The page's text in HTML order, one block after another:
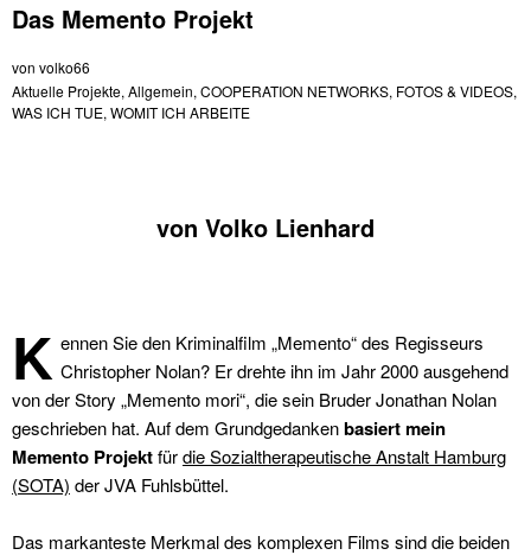
Das Memento Projekt
von volko66
Aktuelle Projekte, Allgemein, COOPERATION NETWORKS, FOTOS & VIDEOS,
WAS ICH TUE, WOMIT ICH ARBEITE
von Volko Lienhard
K ennen Sie den Kriminalfilm „Memento“ des Regisseurs
Christopher Nolan? Er drehte ihn im Jahr 2000 ausgehend
von der Story „Memento mori“, die sein Bruder Jonathan Nolan
geschrieben hat. Auf dem Grundgedankenbasiert mein
Memento Projektfürdie Sozialtherapeutische Anstalt Hamburg
(SOTA) der JVA Fuhlsbüttel.
Das markanteste Merkmal des komplexen Films sind die beiden